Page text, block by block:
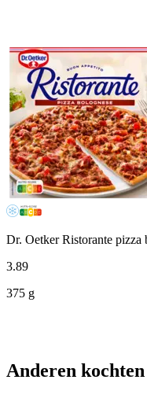
Dr. Oetker Ristorante pizza
3.89
375 g
Anderen